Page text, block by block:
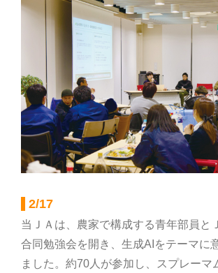
農産物直売事業とは
農畜産物・部会
部会のご案内
営農事業店舗
総合集出荷センター
2/17
当ＪＡは、農家で構成する青年部員と
合同勉強会を開き、生成AIをテーマに
ました。約70人が参加し、スプレーマ